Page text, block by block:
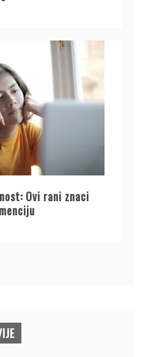
Ovi rani znaci